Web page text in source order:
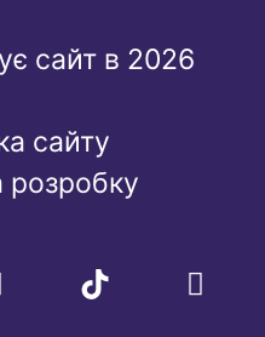
сайт в 2026
сайту
розробку